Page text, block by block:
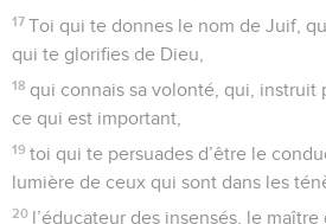
17 Toi qui te donnes le nom de Juif,
qui te glorifies de Dieu,
18 qui connais sa volonté, qui, instruit
ce qui est important,
19 toi qui te persuades d’être le
lumière de ceux qui sont dans les
20 l’éducateur des insensés, le